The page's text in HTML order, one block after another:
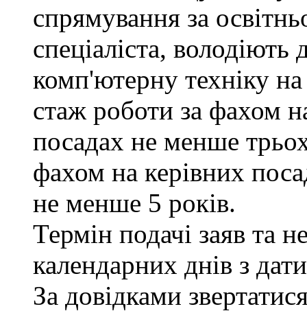
спрямування за
спеціаліста,
комп'ютерну техніку на
стаж роботи за фахом
посадах не менше
фахом на керівних
не менше 5 років.
Термін подачі заяв та
календарних днів з
За довідками